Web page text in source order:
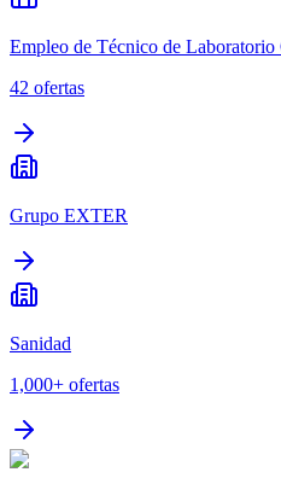
Empleo de Técnico de
42 ofertas
Grupo EXTER
Sanidad
1,000+ ofertas